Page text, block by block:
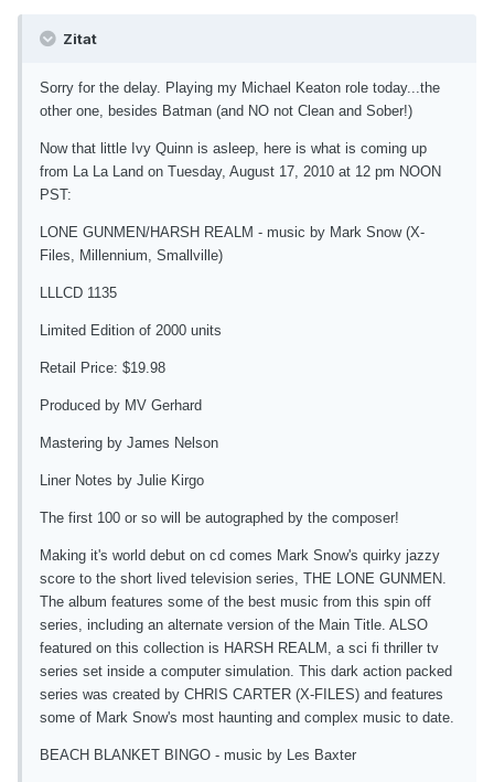
Zitat
Sorry for the delay. Playing my Michael Keaton role today...the
other one, besides Batman (and NO not Clean and Sober!)
Now that little Ivy Quinn is asleep, here is what is coming up
from La La Land on Tuesday, August 17, 2010 at 12 pm NOON
PST:
LONE GUNMEN/HARSH REALM - music by Mark Snow (X-
Files, Millennium, Smallville)
LLLCD 1135
Limited Edition of 2000 units
Retail Price: $19.98
Produced by MV Gerhard
Mastering by James Nelson
Liner Notes by Julie Kirgo
The first 100 or so will be autographed by the composer!
Making it's world debut on cd comes Mark Snow's quirky jazzy
score to the short lived television series, THE LONE GUNMEN.
The album features some of the best music from this spin off
series, including an alternate version of the Main Title. ALSO
featured on this collection is HARSH REALM, a sci fi thriller tv
series set inside a computer simulation. This dark action packed
series was created by CHRIS CARTER (X-FILES) and features
some of Mark Snow's most haunting and complex music to date.
BEACH BLANKET BINGO - music by Les Baxter